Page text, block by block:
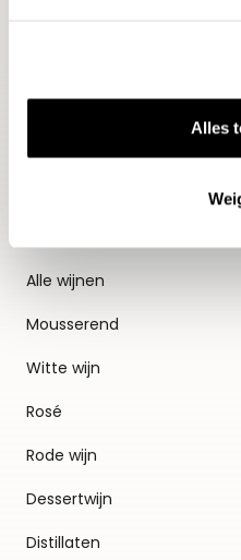
Alles
Alle wijnen
Mousserend
Witte wijn
Rosé
Rode wijn
Dessertwijn
Distillaten